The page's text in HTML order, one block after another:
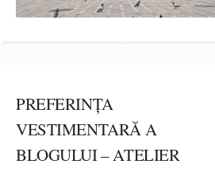
PREFERINȚA
VESTIMENTARĂ A
BLOGULUI – ATELIER